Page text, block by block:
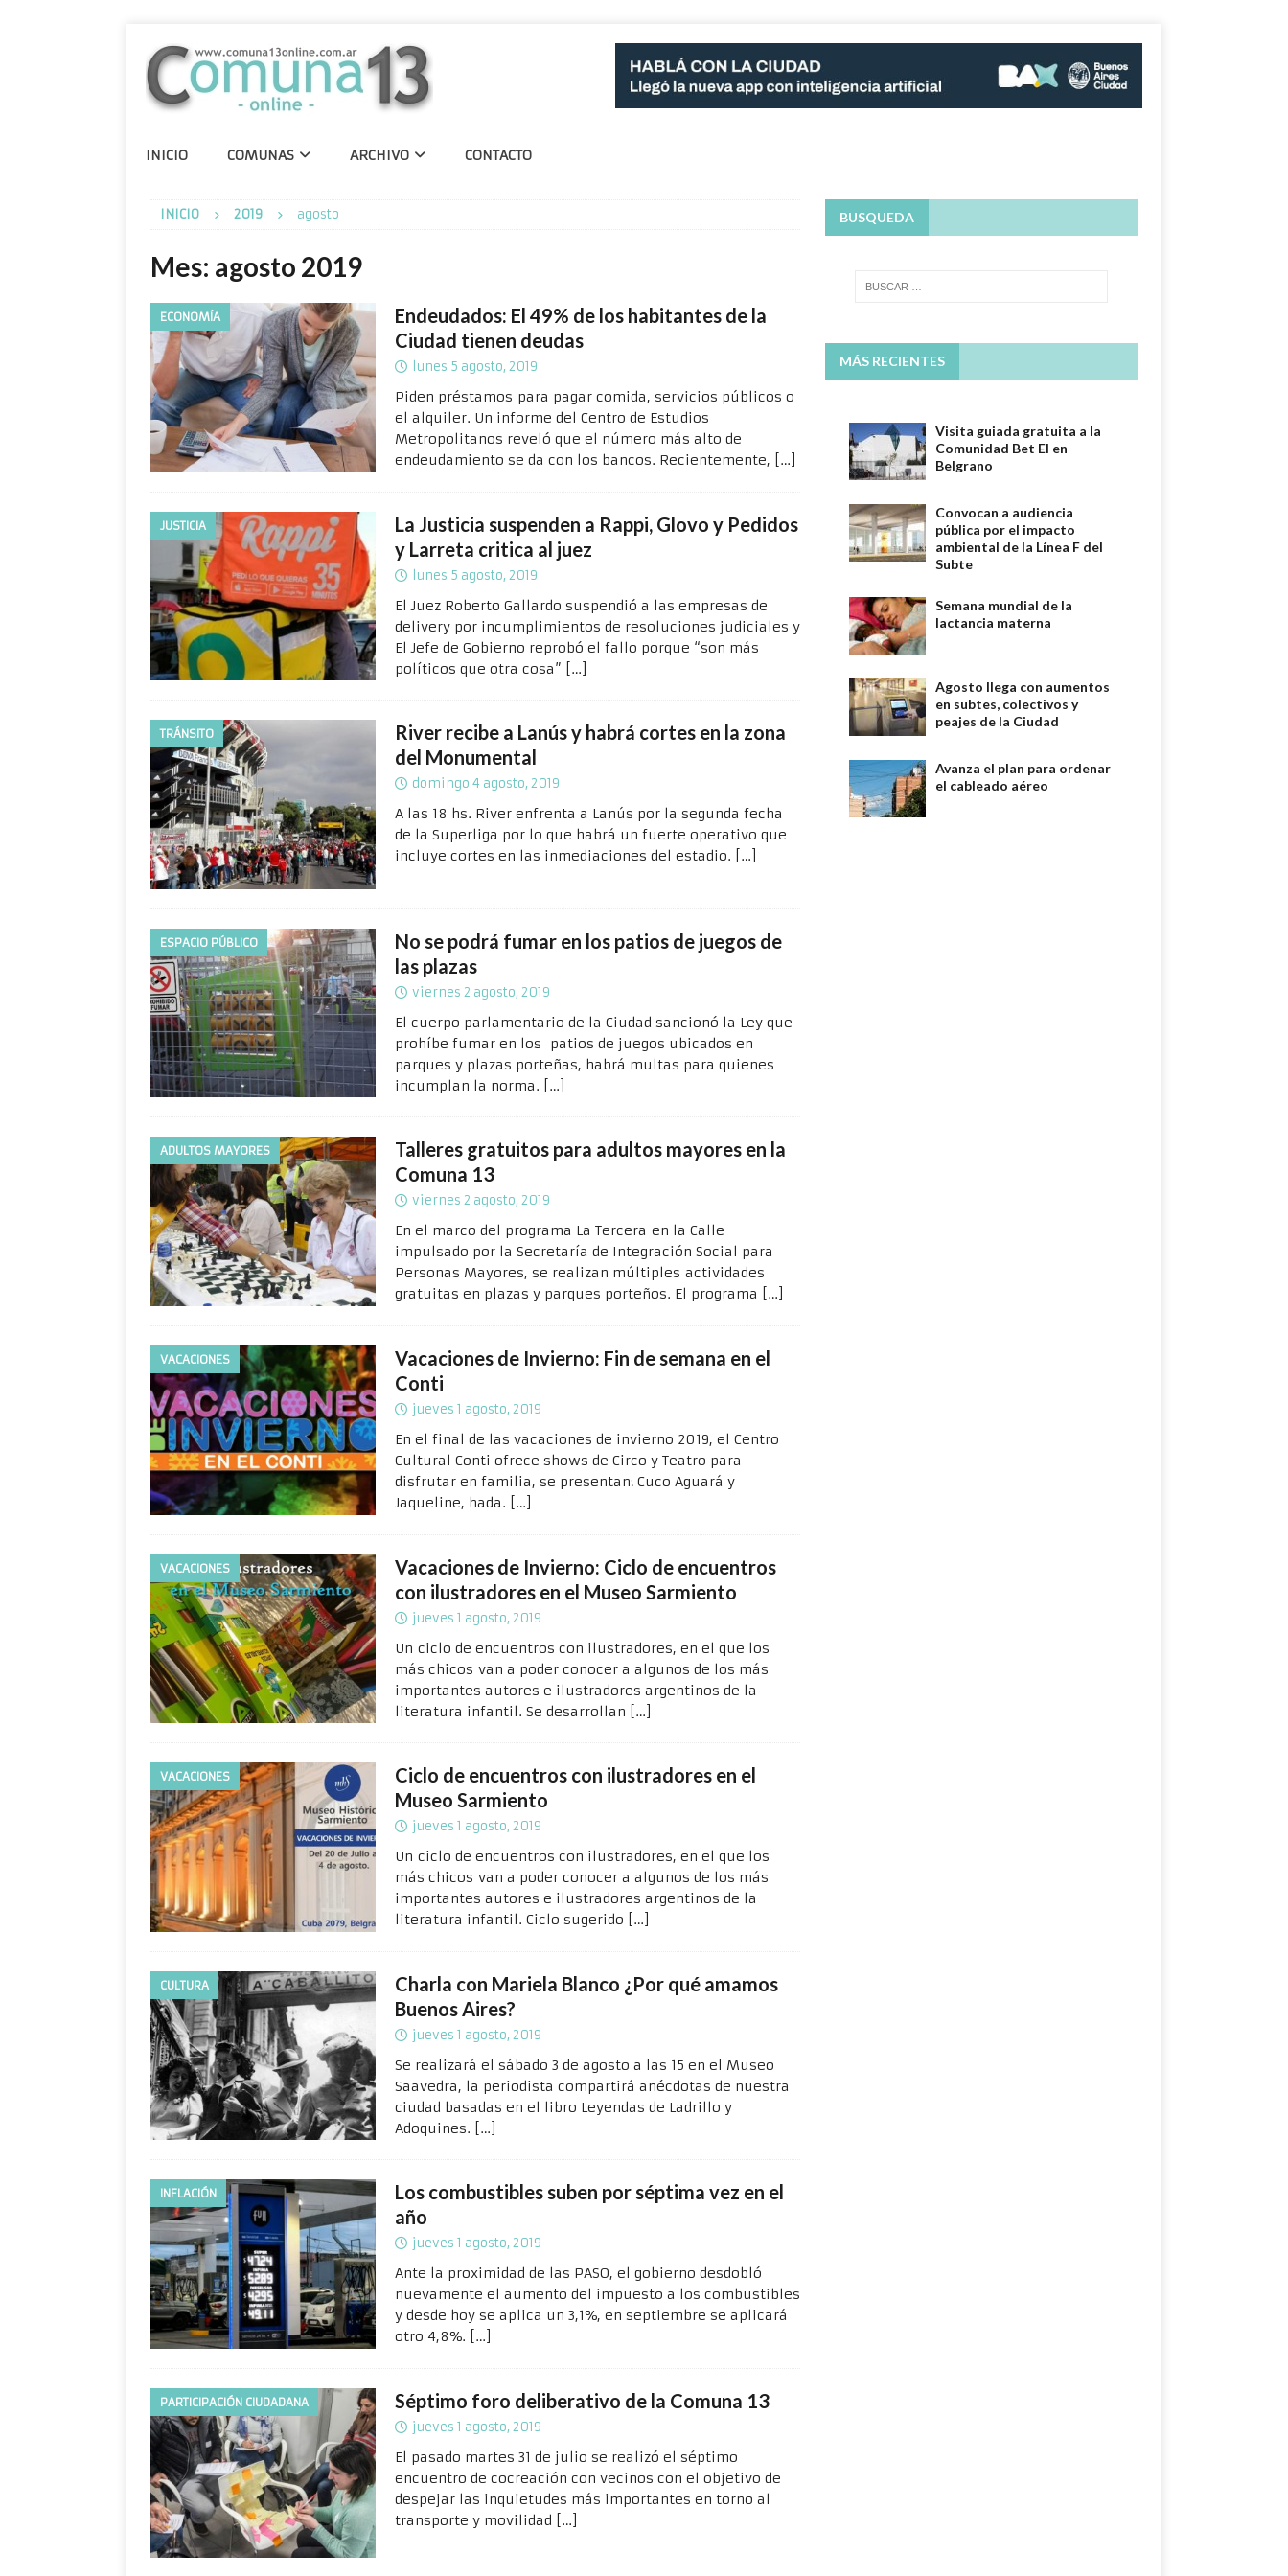
INICIO COMUNAS ARCHIVO CONTACTO
INICIO 2019 agosto
Mes: agosto 2019
ECONOMÍA
Endeudados: El 49% de los habitantes de la
Ciudad tienen deudas
lunes 5 agosto, 2019
Piden préstamos para pagar comida, servicios públicos o
el alquiler. Un informe del Centro de Estudios
Metropolitanos reveló que el número más alto de
endeudamiento se da con los bancos. Recientemente,
[…]
JUSTICIA
La Justicia suspenden a Rappi, Glovo y Pedidos
y Larreta critica al juez
lunes 5 agosto, 2019
El Juez Roberto Gallardo suspendió a las empresas de
delivery por incumplimientos de resoluciones judiciales y
El Jefe de Gobierno reprobó el fallo porque “son más
políticos que otra cosa”
[…]
TRÁNSITO
River recibe a Lanús y habrá cortes en la zona
del Monumental
domingo 4 agosto, 2019
A las 18 hs. River enfrenta a Lanús por la segunda fecha
de la Superliga por lo que habrá un fuerte operativo que
incluye cortes en las inmediaciones del estadio.
[…]
ESPACIO PÚBLICO
No se podrá fumar en los patios de juegos de
las plazas
viernes 2 agosto, 2019
El cuerpo parlamentario de la Ciudad sancionó la Ley que
prohíbe fumar en los patios de juegos ubicados en
parques y plazas porteñas, habrá multas para quienes
incumplan la norma.
[…]
ADULTOS MAYORES
Talleres gratuitos para adultos mayores en la
Comuna 13
viernes 2 agosto, 2019
En el marco del programa La Tercera en la Calle
impulsado por la Secretaría de Integración Social para
Personas Mayores, se realizan múltiples actividades
gratuitas en plazas y parques porteños. El programa
[…]
VACACIONES
Vacaciones de Invierno: Fin de semana en el
Conti
jueves 1 agosto, 2019
En el final de las vacaciones de invierno 2019, el Centro
Cultural Conti ofrece shows de Circo y Teatro para
disfrutar en familia, se presentan: Cuco Aguará y
Jaqueline, hada.
[…]
VACACIONES
Vacaciones de Invierno: Ciclo de encuentros
con ilustradores en el Museo Sarmiento
jueves 1 agosto, 2019
Un ciclo de encuentros con ilustradores, en el que los
más chicos van a poder conocer a algunos de los más
importantes autores e ilustradores argentinos de la
literatura infantil. Se desarrollan
[…]
VACACIONES
Ciclo de encuentros con ilustradores en el
Museo Sarmiento
jueves 1 agosto, 2019
Un ciclo de encuentros con ilustradores, en el que los
más chicos van a poder conocer a algunos de los más
importantes autores e ilustradores argentinos de la
literatura infantil. Ciclo sugerido
[…]
CULTURA
Charla con Mariela Blanco ¿Por qué amamos
Buenos Aires?
jueves 1 agosto, 2019
Se realizará el sábado 3 de agosto a las 15 en el Museo
Saavedra, la periodista compartirá anécdotas de nuestra
ciudad basadas en el libro Leyendas de Ladrillo y
Adoquines.
[…]
INFLACIÓN
Los combustibles suben por séptima vez en el
año
jueves 1 agosto, 2019
Ante la proximidad de las PASO, el gobierno desdobló
nuevamente el aumento del impuesto a los combustibles
y desde hoy se aplica un 3,1%, en septiembre se aplicará
otro 4,8%.
[…]
PARTICIPACIÓN CIUDADANA Séptimo foro deliberativo de la Comuna 13
jueves 1 agosto, 2019
El pasado martes 31 de julio se realizó el séptimo
encuentro de cocreación con vecinos con el objetivo de
despejar las inquietudes más importantes en torno al
transporte y movilidad
[…]
BUSQUEDA
MÁS RECIENTES
Visita guiada gratuita a la
Comunidad Bet El en
Belgrano
Convocan a audiencia
pública por el impacto
ambiental de la Línea F del
Subte
Semana mundial de la
lactancia materna
Agosto llega con aumentos
en subtes, colectivos y
peajes de la Ciudad
Avanza el plan para ordenar
el cableado aéreo